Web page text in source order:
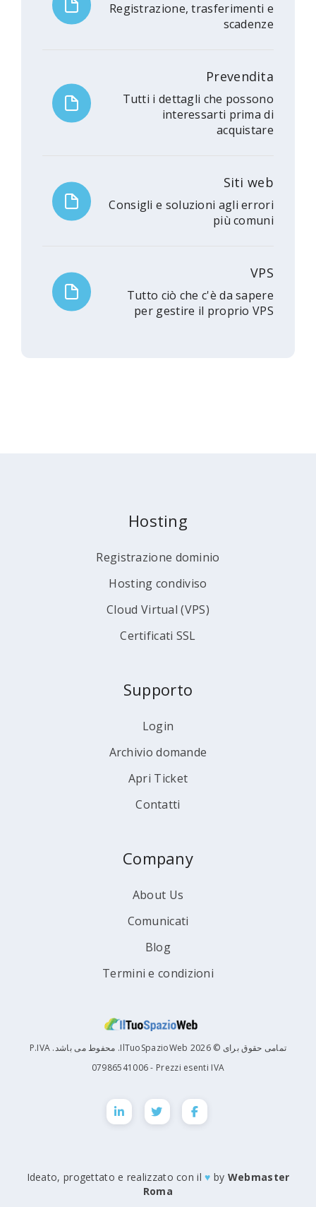
Registrazione, trasferimenti e
scadenze
Prevendita
Tutti i dettagli che possono
interessarti prima di
acquistare
Siti web
Consigli e soluzioni agli errori
più comuni
VPS
Tutto ciò che c'è da sapere
per gestire il proprio VPS
Hosting
Registrazione dominio
Hosting condiviso
Cloud Virtual (VPS)
Certificati SSL
Supporto
Login
Archivio domande
Apri Ticket
Contatti
Company
About Us
Comunicati
Blog
Termini e condizioni
تمامی حقوق برای © 2026 IlTuoSpazioWeb. محفوط می باشد. P.IVA
07986541006 - Prezzi esenti IVA
Ideato, progettato e realizzato con il♥ by Webmaster
Roma